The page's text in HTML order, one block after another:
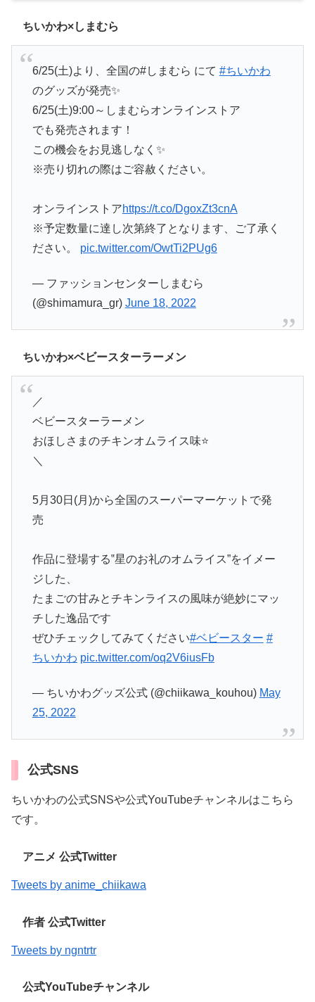
ちいかわ×しまむら
6/25(土)より、全国の#しまむら にて #ちいかわ
のグッズが発売✨
6/25(土)9:00～しまむらオンラインストア
でも発売されます！
この機会をお見逃しなく✨
※売り切れの際はご容赦ください。
オンラインストアhttps://t.co/DgoxZt3cnA
※予定数量に達し次第終了となります、ご了承く
ださい。 pic.twitter.com/OwtTi2PUg6
— ファッションセンターしまむら
(@shimamura_gr) June 18, 2022
ちいかわ×ベビースターラーメン
／
ベビースターラーメン
おほしさまのチキンオムライス味⭐️
＼
5月30日(月)から全国のスーパーマーケットで発
売
作品に登場する‟星のお礼のオムライス”をイメー
ジした、
たまごの⽢みとチキンライスの⾵味が絶妙にマッ
チした逸品です
ぜひチェックしてみてください#ベビースター #
ちいかわ pic.twitter.com/oq2V6iusFb
— ちいかわグッズ公式 (@chiikawa_kouhou) May
25, 2022
公式SNS
ちいかわの公式SNSや公式YouTubeチャンネルはこちら
です。
アニメ 公式Twitter
Tweets by anime_chiikawa
作者 公式Twitter
Tweets by ngntrtr
公式YouTubeチャンネル